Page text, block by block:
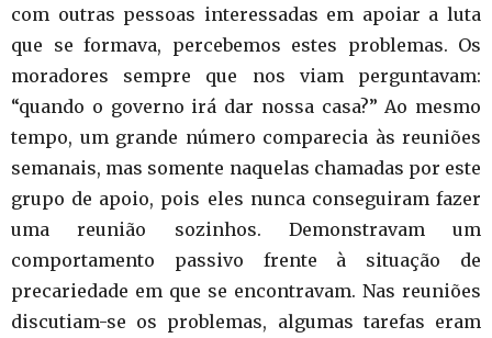
com outras pessoas interessadas em apoiar a luta
que se formava, percebemos estes problemas. Os
moradores sempre que nos viam perguntavam:
“quando o governo irá dar nossa casa?” Ao mesmo
tempo, um grande número comparecia às reuniões
semanais, mas somente naquelas chamadas por este
grupo de apoio, pois eles nunca conseguiram fazer
uma reunião sozinhos. Demonstravam um
comportamento passivo frente à situação de
precariedade em que se encontravam. Nas reuniões
discutiam-se os problemas, algumas tarefas eram